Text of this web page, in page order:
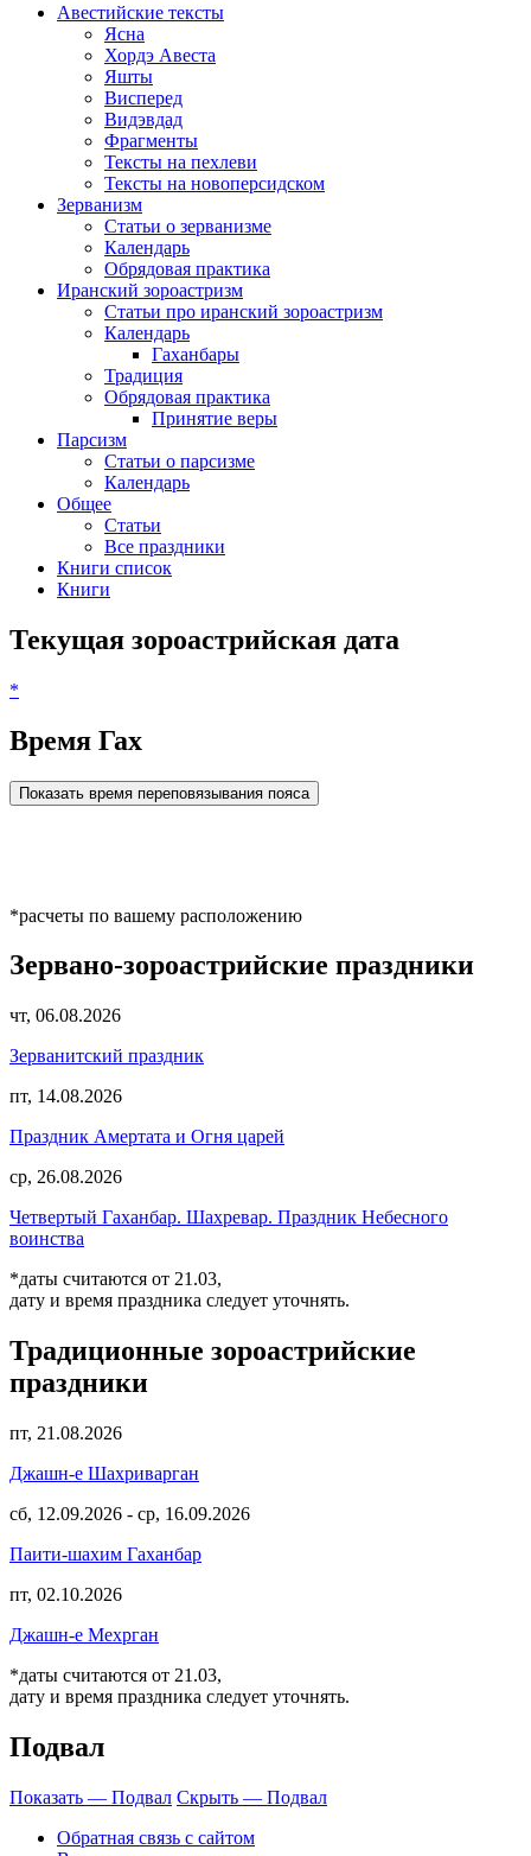
Авестийские тексты
Ясна
Хордэ Авеста
Яшты
Висперед
Видэвдад
Фрагменты
Тексты на пехлеви
Тексты на новоперсидском
Зерванизм
Статьи о зерванизме
Календарь
Обрядовая практика
Иранский зороастризм
Статьи про иранский зороастризм
Календарь
Гаханбары
Традиция
Обрядовая практика
Принятие веры
Парсизм
Статьи о парсизме
Календарь
Общее
Статьи
Все праздники
Книги список
Книги
Текущая зороастрийская дата
*
Время Гах
Показать время переповязывания пояса
*расчеты по вашему расположению
Зервано-зороастрийские праздники
чт, 06.08.2026
Зерванитский праздник
пт, 14.08.2026
Праздник Амертата и Огня царей
ср, 26.08.2026
Четвертый Гаханбар. Шахревар. Праздник Небесного
воинства
*даты считаются от 21.03,
дату и время праздника следует уточнять.
Традиционные зороастрийские
праздники
пт, 21.08.2026
Джашн-е Шахриварган
сб, 12.09.2026 - ср, 16.09.2026
Паити-шахим Гаханбар
пт, 02.10.2026
Джашн-е Мехрган
*даты считаются от 21.03,
дату и время праздника следует уточнять.
Подвал
Показать — Подвал Скрыть — Подвал
Обратная связь с сайтом